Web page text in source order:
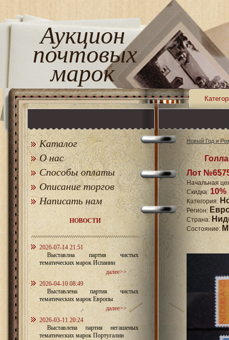
Аукцион
почтовых
марок
Каталог
О нас
Способы оплаты
Описание торгов
Написать нам
НОВОСТИ
2026-07-14 21:51
Выставлна партия чистых
тематических марок Испании
далее>>
2026-04-10 08:49
Выставлена партия чистых
тематических марок Европы
далее>>
2026-03-11 20:24
Выставлена партия негашеных
тематических марок Португалии
Новый Год и
Лот
Начальная
Скидка: 10%
Категория:
Регион:
Страна:
Состояние: